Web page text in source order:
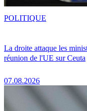
La droite attaque les
réunion de l'UE sur Ceuta
07.08.2026
POLITIQUE